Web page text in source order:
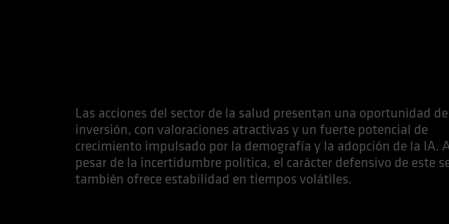
Las acciones del sector de la salud presentan una oportunidad de
inversión, con valoraciones atractivas y un fuerte potencial de
crecimiento impulsado por la demografía y la adopción de la IA.
pesar de la incertidumbre política, el carácter defensivo de este
también ofrece estabilidad en tiempos volátiles.